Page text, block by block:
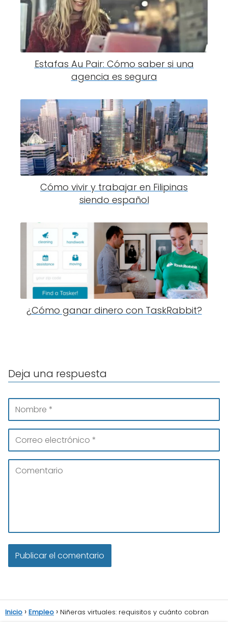
Estafas Au Pair: Cómo saber si una
agencia es segura
Cómo vivir y trabajar en Filipinas
siendo español
¿Cómo ganar dinero con TaskRabbit?
Deja una respuesta
Inicio Empleo Niñeras virtuales: requisitos y cuánto cobran